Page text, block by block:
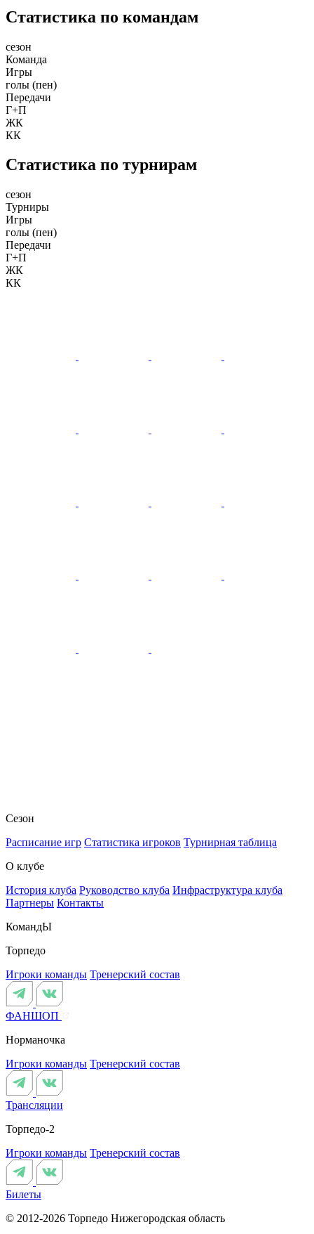
Статистика по командам
сезон
Команда
Игры
голы (пен)
Передачи
Г+П
ЖК
КК
Статистика по турнирам
сезон
Турниры
Игры
голы (пен)
Передачи
Г+П
ЖК
КК
Сезон
Расписание игр Статистика игроков Турнирная таблица
О клубе
История клуба Руководство клуба Инфраструктура клуба
Партнеры Контакты
КомандЫ
Торпедо
Игроки команды Тренерский состав
ФАНШОП
Норманочка
Игроки команды Тренерский состав
Трансляции
Торпедо-2
Игроки команды Тренерский состав
Билеты
© 2012-2026 Торпедо Нижегородская область